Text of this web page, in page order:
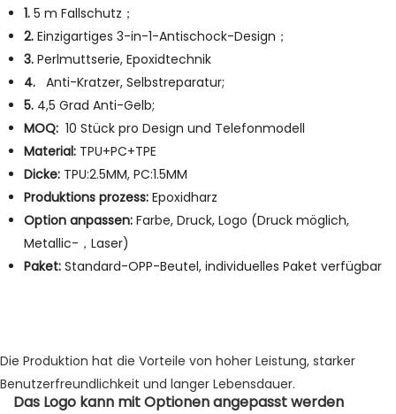
1. 5 m Fallschutz；
2. Einzigartiges 3-in-1-Antischock-Design；
3. Perlmuttserie, Epoxidtechnik
4. Anti-Kratzer, Selbstreparatur;
5. 4,5 Grad Anti-Gelb;
MOQ: 10 Stück pro Design und Telefonmodell
Material: TPU+PC+TPE
Dicke: TPU:2.5MM, PC:1.5MM
Produktions prozess: Epoxidharz
Option anpassen: Farbe, Druck, Logo (Druck möglich,
Metallic-，Laser)
Paket: Standard-OPP-Beutel, individuelles Paket verfügbar
Die Produktion hat die Vorteile von hoher Leistung, starker
Benutzerfreundlichkeit und langer Lebensdauer.
Das Logo kann mit Optionen angepasst werden